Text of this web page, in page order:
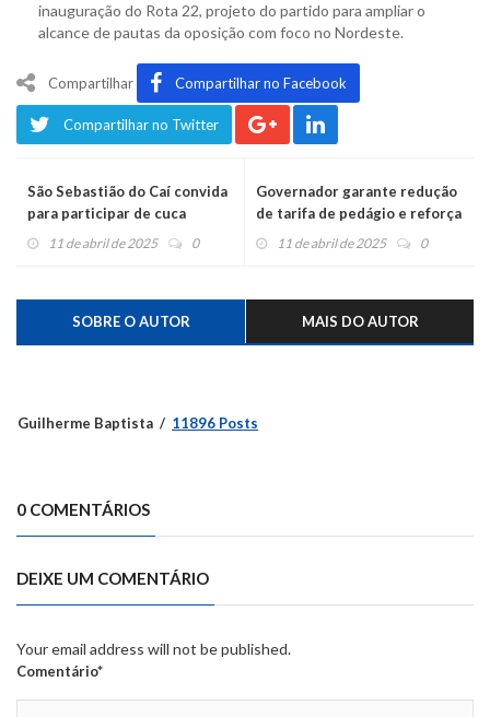
inauguração do Rota 22, projeto do partido para ampliar o
alcance de pautas da oposição com foco no Nordeste.
Compartilhar Compartilhar no Facebook
Compartilhar no Twitter
São Sebastião do Caí convida
para participar de cuca
gigante de 150 metros
11 de abril de 2025 0
Governador garante redução
de tarifa de pedágio e reforça
benefícios de concessões
11 de abril de 2025 0
SOBRE O AUTOR MAIS DO AUTOR
Guilherme Baptista 11896 Posts
0 COMENTÁRIOS
DEIXE UM COMENTÁRIO
Your email address will not be published.
Comentário*